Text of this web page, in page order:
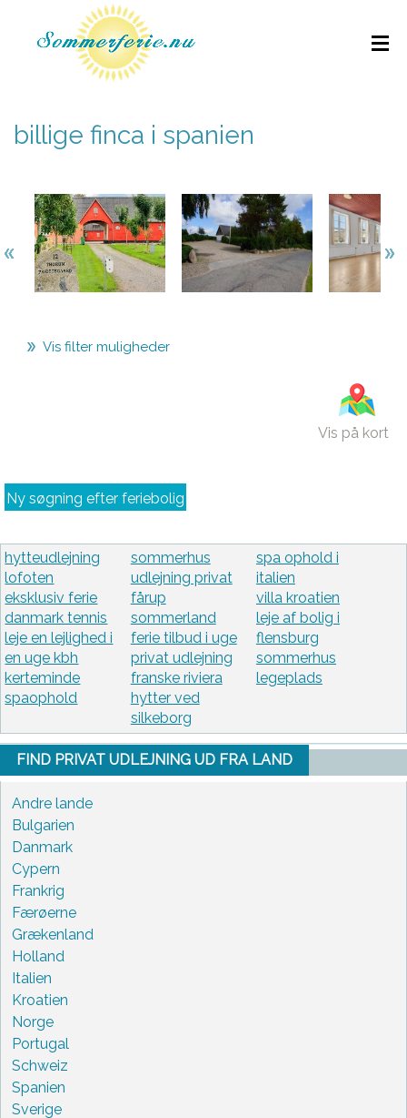
billige finca i spanien
Vis filter muligheder
Vis på kort
Ny søgning efter feriebolig
hytteudlejning
lofoten
eksklusiv ferie
danmark tennis
leje en lejlighed i
en uge kbh
kerteminde
spaophold
sommerhus
udlejning privat
fårup
sommerland
ferie tilbud i uge
privat udlejning
franske riviera
hytter ved
silkeborg
spa ophold i
italien
villa kroatien
leje af bolig i
flensburg
sommerhus
legeplads
FIND PRIVAT UDLEJNING UD FRA LAND
Andre lande
Bulgarien
Danmark
Cypern
Frankrig
Færøerne
Grækenland
Holland
Italien
Kroatien
Norge
Portugal
Schweiz
Spanien
Sverige